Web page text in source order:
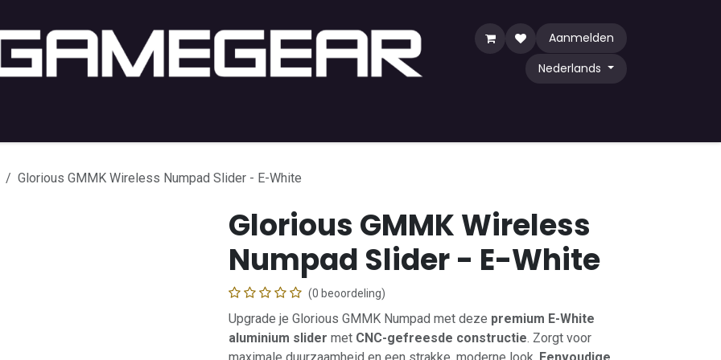
Aanmelden
Nederlands
Glorious GMMK Wireless Numpad Slider - E-White
Glorious GMMK Wireless
Numpad Slider - E-White
(0 beoordeling)
Upgrade je Glorious GMMK Numpad met deze premium E-White
aluminium slider met CNC-gefreesde constructie. Zorgt voor